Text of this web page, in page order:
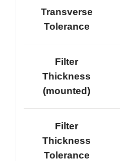
Transverse
Tolerance
Filter
Thickness
(mounted)
Filter
Thickness
Tolerance